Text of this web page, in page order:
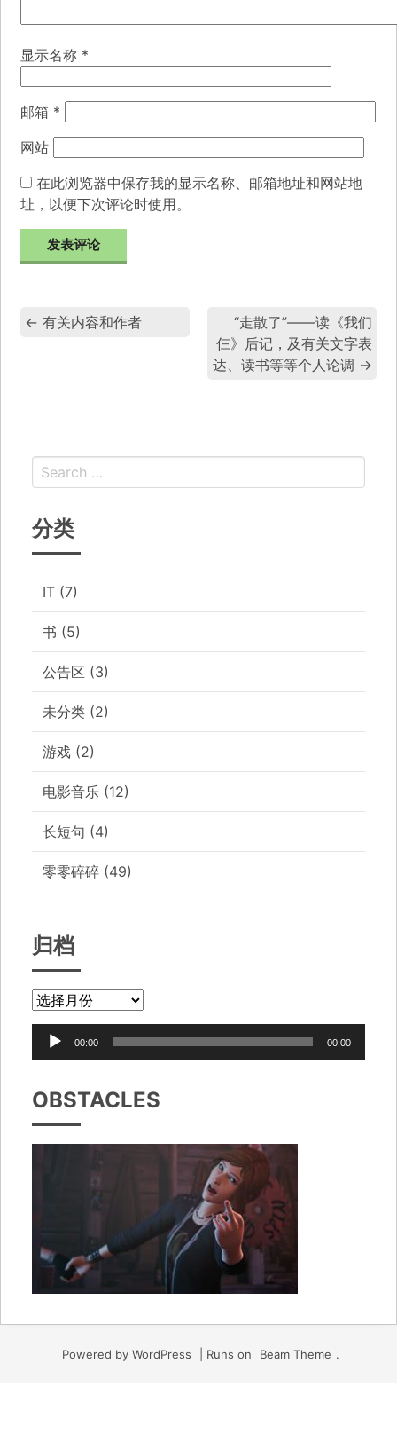
显示名称 *
邮箱 *
网站
在此浏览器中保存我的显示名称、邮箱地址和网站地
址，以便下次评论时使用。
← 有关内容和作者
“走散了”——读《我们
仨》后记，及有关文字表
达、读书等等个人论调 →
分类
IT (7)
书 (5)
公告区 (3)
未分类 (2)
游戏 (2)
电影音乐 (12)
长短句 (4)
零零碎碎 (49)
归档
放
00:00 00:00
OBSTACLES
Powered by WordPress Runs on Beam Theme .